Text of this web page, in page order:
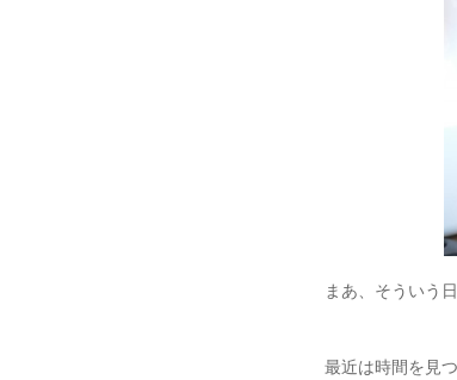
まあ、そういう
最近は時間を見